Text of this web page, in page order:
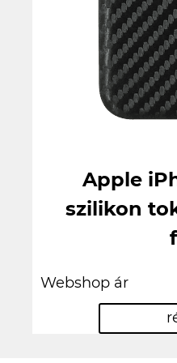
Apple
szilikon
Webshop ár